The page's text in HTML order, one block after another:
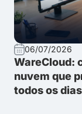
06/07/2026
WareCloud:
nuvem que
todos os dias